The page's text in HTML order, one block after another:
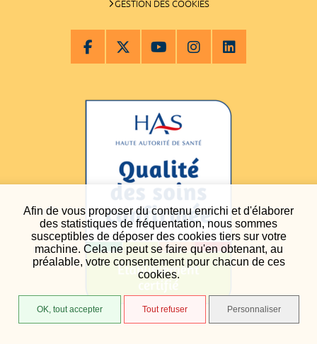
Afin de vous proposer du contenu enrichi et d'élaborer
des statistiques de fréquentation, nous sommes
susceptibles de déposer des cookies tiers sur votre
machine. Cela ne peut se faire qu'en obtenant, au
préalable, votre consentement pour chacun de ces
cookies.
OK, tout accepter Tout refuser Personnaliser
GESTION DES COOKIES